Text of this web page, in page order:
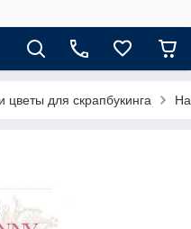
цветы для скрапбукинга